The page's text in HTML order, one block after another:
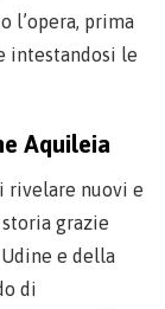
l’opera, prima
intestandosi le
Aquileia
rivelare nuovi e
grazie
e della
di